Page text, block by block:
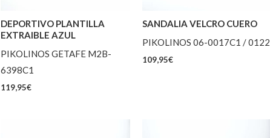
DEPORTIVO PLANTILLA
EXTRAIBLE AZUL
PIKOLINOS GETAFE M2B-
6398C1
119,95€
SANDALIA VELCRO CUERO
PIKOLINOS 06-0017C1 / 0122
109,95€